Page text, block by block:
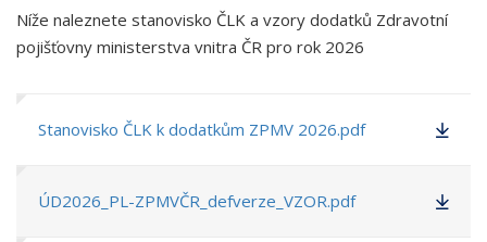
Níže naleznete stanovisko ČLK a vzory dodatků Zdravotní
pojišťovny ministerstva vnitra ČR pro rok 2026
Stanovisko ČLK k dodatkům ZPMV 2026.pdf
ÚD2026_PL-ZPMVČR_defverze_VZOR.pdf